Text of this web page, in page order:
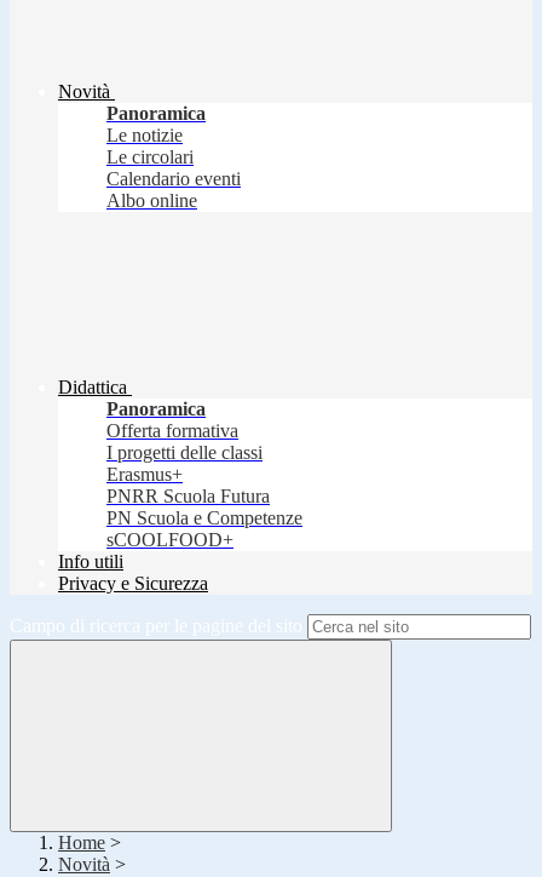
Novità
Panoramica
Le notizie
Le circolari
Calendario eventi
Albo online
Didattica
Panoramica
Offerta formativa
I progetti delle classi
Erasmus+
PNRR Scuola Futura
PN Scuola e Competenze
sCOOLFOOD+
Info utili
Privacy e Sicurezza
Campo di ricerca per le pagine del sito
Home >
Novità >